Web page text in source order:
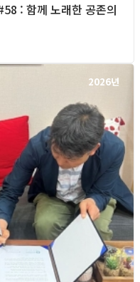
: 함께 노래한 공존의
2026년